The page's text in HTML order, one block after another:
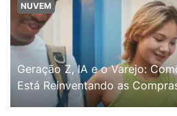
NUVEM
Geração Z, IA e o Varejo:
Está Reinventando as